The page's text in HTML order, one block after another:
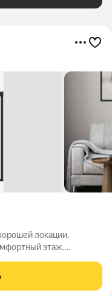
локации.
этаж.
(всё в пешей